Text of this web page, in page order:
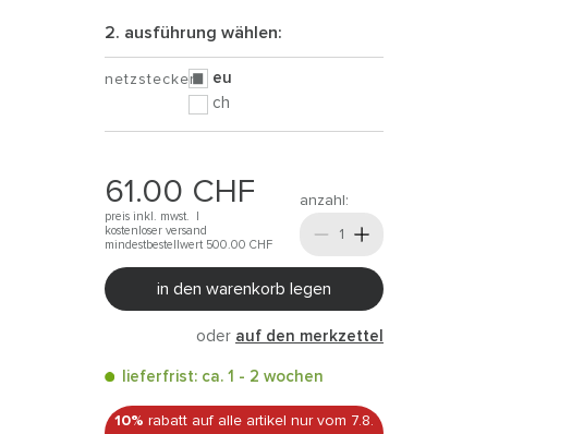
2. ausführung wählen:
netzstecker
eu
ch
61.00 CHF
preis inkl. mwst. |
kostenloser versand
mindestbestellwert 500.00 CHF
anzahl:
in den warenkorb legen
oder auf den merkzettel
lieferfrist: ca. 1 - 2 wochen
10% rabatt auf alle artikel nur vom 7.8.